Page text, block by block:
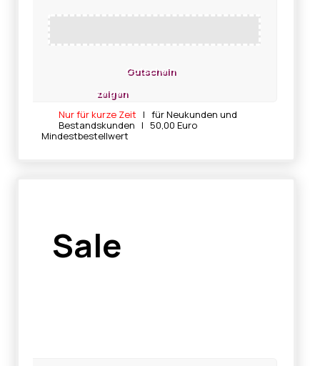
Gutschein
zeigen
Nur für kurze Zeit | für Neukunden und
Bestandskunden | 50,00 Euro
Mindestbestellwert
Sale